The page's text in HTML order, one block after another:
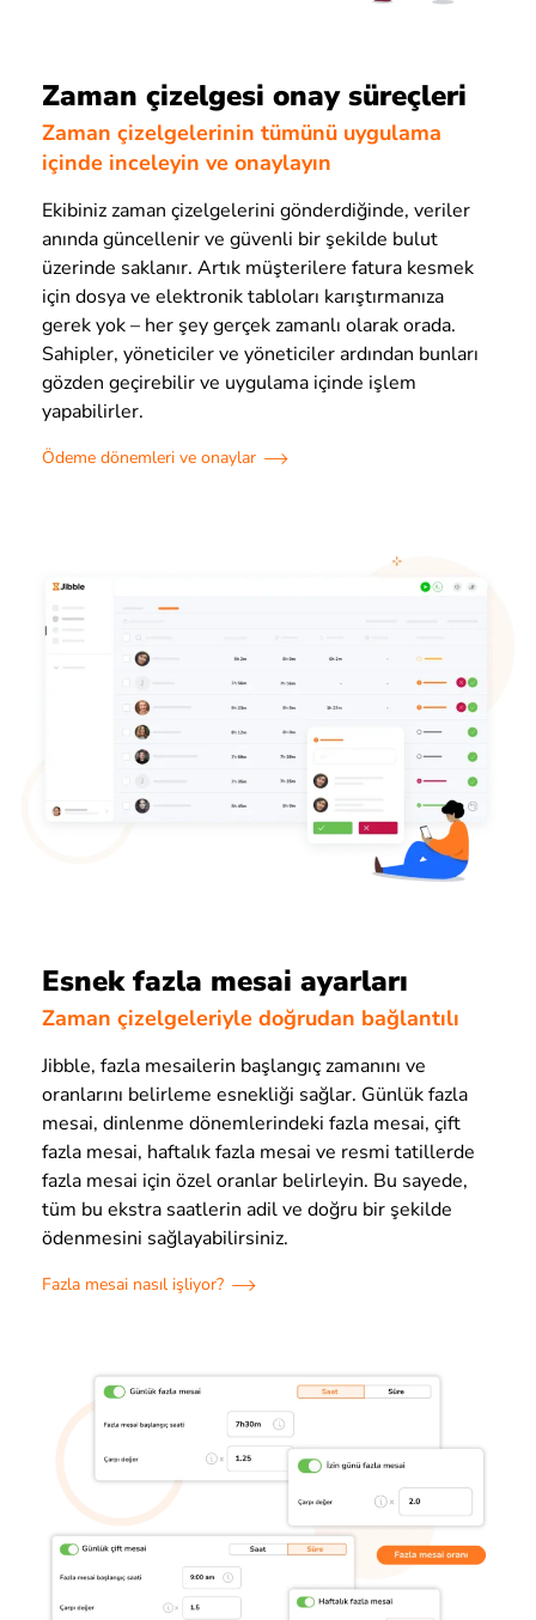
Zaman çizelgesi onay süreçleri
Zaman çizelgelerinin tümünü uygulama
içinde inceleyin ve onaylayın
Ekibiniz zaman çizelgelerini gönderdiğinde, veriler
anında güncellenir ve güvenli bir şekilde bulut
üzerinde saklanır. Artık müşterilere fatura kesmek
için dosya ve elektronik tabloları karıştırmanıza
gerek yok – her şey gerçek zamanlı olarak orada.
Sahipler, yöneticiler ve yöneticiler ardından bunları
gözden geçirebilir ve uygulama içinde işlem
yapabilirler.
Ödeme dönemleri ve onaylar
Esnek fazla mesai ayarları
Zaman çizelgeleriyle doğrudan bağlantılı
Jibble, fazla mesailerin başlangıç zamanını ve
oranlarını belirleme esnekliği sağlar. Günlük fazla
mesai, dinlenme dönemlerindeki fazla mesai, çift
fazla mesai, haftalık fazla mesai ve resmi tatillerde
fazla mesai için özel oranlar belirleyin. Bu sayede,
tüm bu ekstra saatlerin adil ve doğru bir şekilde
ödenmesini sağlayabilirsiniz.
Fazla mesai nasıl işliyor?